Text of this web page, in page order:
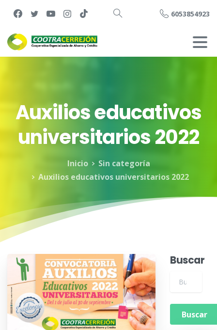
Buscar
6053854923
Auxilioseducativos
universitarios2022
Inicio
Sin categoría
Auxilios educativos universitarios 2022
Buscar
Buscar para: